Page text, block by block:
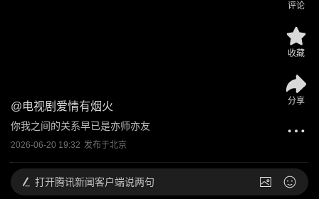
@电视剧爱情有烟火
你我之间的关系早已是亦师亦友
2026-06-20 19:32 发布于北京
评论
收藏
分享
打开腾讯新闻客户端说两句